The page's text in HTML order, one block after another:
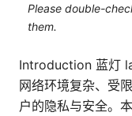
Please double-
them.
Introduction 蓝灯
网络环境复杂、受
户的隐私与安全。